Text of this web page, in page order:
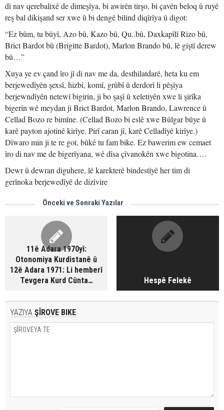
di nav qerebalixê de dimeşîya, bi awirên tirşo, bi çavên beloq û ruyê
reş bal dikişand ser xwe û bi dengê bilind diqîrîya û digot:
“Ez bûm, tu bûyî, Azo bû, Kazo bû, Qu..bû, Daxkapîlî Rizo bû,
Brict Bardot bû (Brigitte Bardot), Marlon Brando bû, lê giştî derew
bû…”
Xuya ye ev çand îro jî di nav me da, desthilatdarê, heta ku em
berjewedîyên şexsî, hizbî, komî, grûbî û derdorî li pêşîya
berjewndîyên netewî bigirin, ji bo şaşî û xeletiyên xwe li şirîka
bigerin wê meydan ji Brict Bardot, Marlon Brando, Lawrence û
Cellad Bozo re bimîne. (Cellad Bozo bi eslê xwe Bûlgar bûye û
karê payton ajotinê kirîye. Pirî caran jî, karê Celladîyê kirîye.)
Dîwaro min ji te re got, bûkê tu fam bike. Ez bawerim ew cemaet
îro di nav me de bigerîyana, wê dîsa çîvanokên xwe bigotina….
Dewr û dewran diguhere, lê karekterê bindestîyê her tim di
gerînoka berjewedîyê de dizîvire
Önceki ve Sonraki Yazılar
11ê Adara 1970yî:
Otonomiya Kurdistanê û
12ê Adara 1971: Li hemberî
Tevgera Kurd Cûnta…
Hespê Felekê
YAZIYA ŞÎROVE BIKE